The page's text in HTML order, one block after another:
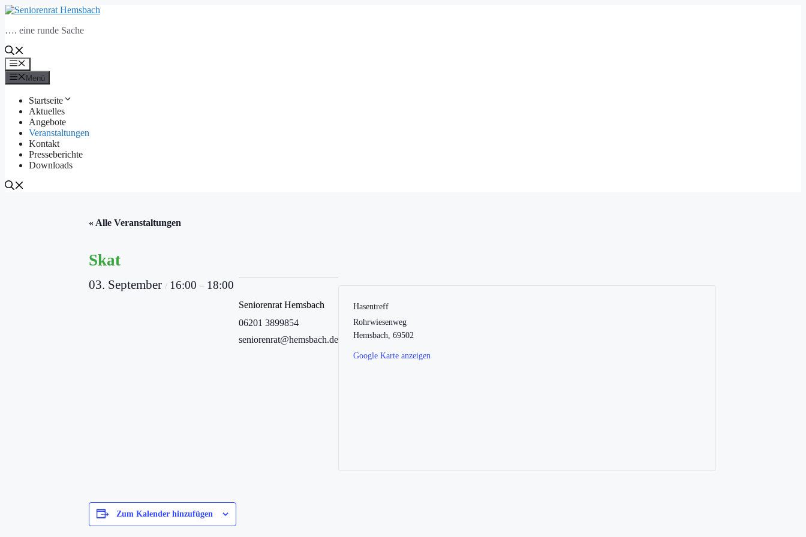
Zum
springen
…. eine runde Sache
Menü
Menü
Startseite
Aktuelles
Angebote
Veranstaltungen
Kontakt
Presseberichte
Downloads
« Alle Veranstaltungen
Skat
03. September / 16:00 – 18:00
Seniorenrat Hemsbach
06201 3899854
seniorenrat@hemsbach.de
Hasentreff
Rohrwiesenweg
Hemsbach 69502
Google Karte anzeigen
Zum Kalender hinzufügen